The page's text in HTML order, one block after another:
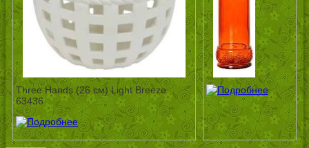
Three Hands (26 см) Light Breeze
63436